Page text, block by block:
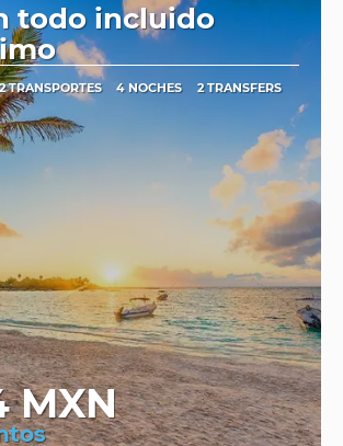
todo incluido
TRANSPORTES 4 NOCHES 2 TRANSFERS
MXN